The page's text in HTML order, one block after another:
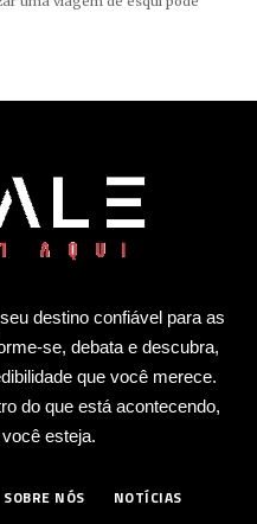
destino confiável para as
se, debata e descubra,
que você merece.
do que está acontecendo,
esteja.
SOBRE NÓS NOTÍCIAS